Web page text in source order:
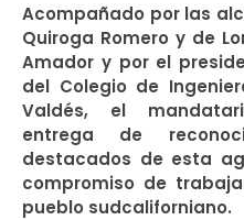
Acompañado por las
Quiroga Romero y de
Amador y por el
del Colegio de
Valdés, el
entrega de
destacados de esta
compromiso de
pueblo sudcaliforniano.